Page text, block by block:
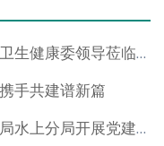
临我院开展“国际护士节”慰问活动
手共建谱新篇
分局开展党建共建活动